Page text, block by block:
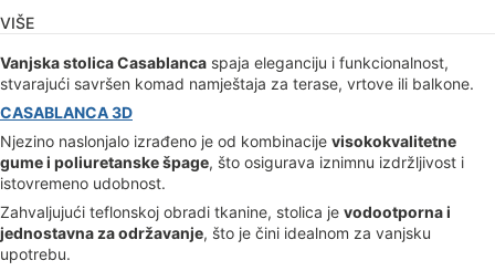
VIŠE
Vanjska stolica Casablanca spaja eleganciju i funkcionalnost,
stvarajući savršen komad namještaja za terase, vrtove ili balkone.
CASABLANCA 3D
Njezino naslonjalo izrađeno je od kombinacije visokokvalitetne
gume i poliuretanske špage, što osigurava iznimnu izdržljivost i
istovremeno udobnost.
Zahvaljujući teflonskoj obradi tkanine, stolica je vodootporna i
jednostavna za održavanje, što je čini idealnom za vanjsku
upotrebu.